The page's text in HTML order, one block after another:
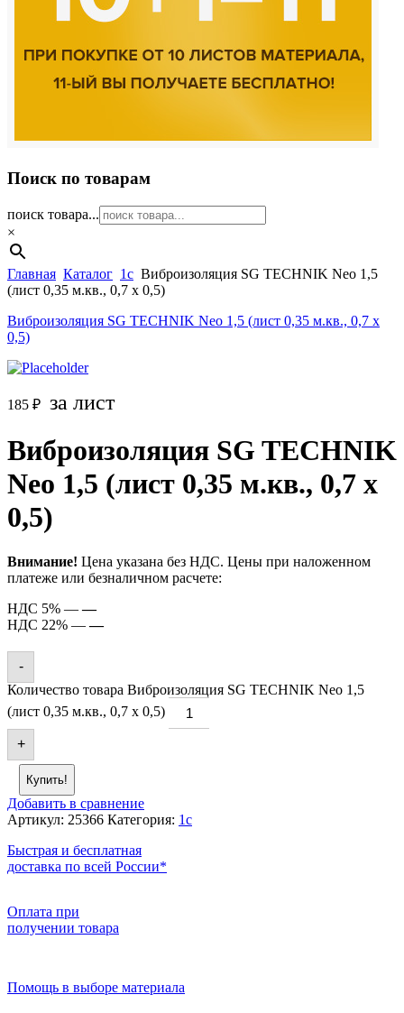
Поиск по товарам
поиск товара...
×
Главная Каталог 1c Виброизоляция SG TECHNIK Neo 1,5
(лист 0,35 м.кв., 0,7 х 0,5)
Виброизоляция SG TECHNIK Neo 1,5 (лист 0,35 м.кв., 0,7 х
0,5)
185 ₽ за лист
Виброизоляция SG TECHNIK
Neo 1,5 (лист 0,35 м.кв., 0,7 х
0,5)
Внимание! Цена указана без НДС. Цены при наложенном
платеже или безналичном расчете:
НДС 5% ——
НДС 22% ——
-
Количество товара Виброизоляция SG TECHNIK Neo 1,5
(лист 0,35 м.кв., 0,7 х 0,5)
+
Купить!
Добавить в сравнение
Артикул: 25366 Категория: 1c
Быстрая и бесплатная
доставка по всей России*
Оплата при
получении товара
Помощь в выборе материала